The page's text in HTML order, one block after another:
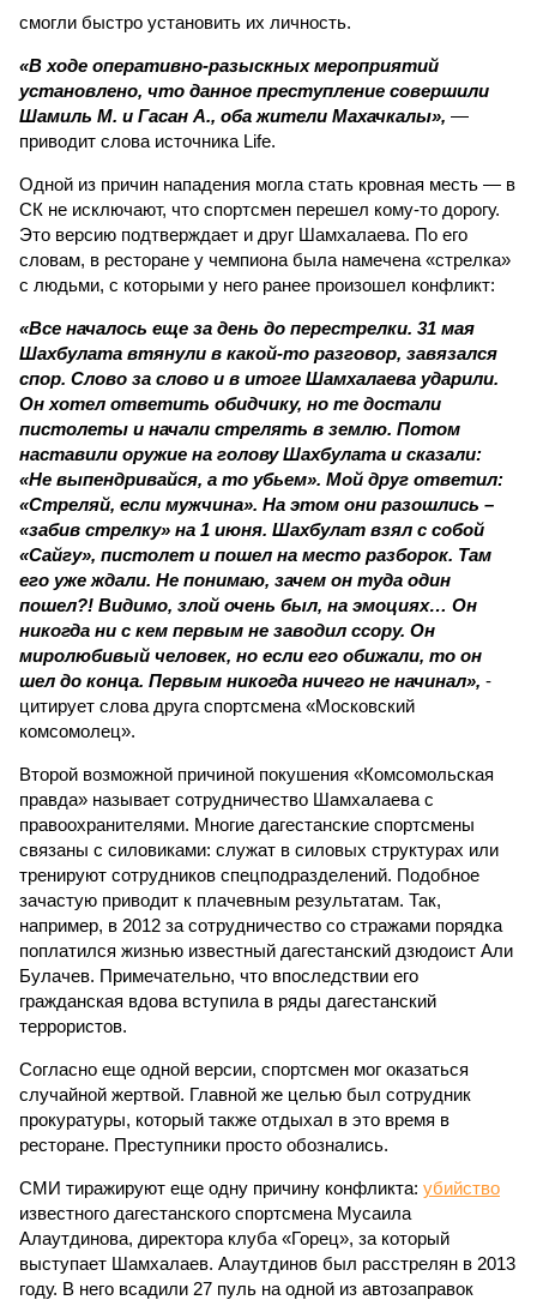
смогли быстро установить их личность.
«В ходе оперативно-разыскных мероприятий
установлено, что данное преступление совершили
Шамиль М. и Гасан А., оба жители Махачкалы», —
приводит слова источника Life.
Одной из причин нападения могла стать кровная месть — в
СК не исключают, что спортсмен перешел кому-то дорогу.
Это версию подтверждает и друг Шамхалаева. По его
словам, в ресторане у чемпиона была намечена «стрелка»
с людьми, с которыми у него ранее произошел конфликт:
«Все началось еще за день до перестрелки. 31 мая
Шахбулата втянули в какой-то разговор, завязался
спор. Слово за слово и в итоге Шамхалаева ударили.
Он хотел ответить обидчику, но те достали
пистолеты и начали стрелять в землю. Потом
наставили оружие на голову Шахбулата и сказали:
«Не выпендривайся, а то убьем». Мой друг ответил:
«Стреляй, если мужчина». На этом они разошлись –
«забив стрелку» на 1 июня. Шахбулат взял с собой
«Сайгу», пистолет и пошел на место разборок. Там
его уже ждали. Не понимаю, зачем он туда один
пошел?! Видимо, злой очень был, на эмоциях… Он
никогда ни с кем первым не заводил ссору. Он
миролюбивый человек, но если его обижали, то он
шел до конца. Первым никогда ничего не начинал», -
цитирует слова друга спортсмена «Московский
комсомолец».
Второй возможной причиной покушения «Комсомольская
правда» называет сотрудничество Шамхалаева с
правоохранителями. Многие дагестанские спортсмены
связаны с силовиками: служат в силовых структурах или
тренируют сотрудников спецподразделений. Подобное
зачастую приводит к плачевным результатам. Так,
например, в 2012 за сотрудничество со стражами порядка
поплатился жизнью известный дагестанский дзюдоист Али
Булачев. Примечательно, что впоследствии его
гражданская вдова вступила в ряды дагестанский
террористов.
Согласно еще одной версии, спортсмен мог оказаться
случайной жертвой. Главной же целью был сотрудник
прокуратуры, который также отдыхал в это время в
ресторане. Преступники просто обознались.
СМИ тиражируют еще одну причину конфликта: убийство
известного дагестанского спортсмена Мусаила
Алаутдинова, директора клуба «Горец», за который
выступает Шамхалаев. Алаутдинов был расстрелян в 2013
году. В него всадили 27 пуль на одной из автозаправок